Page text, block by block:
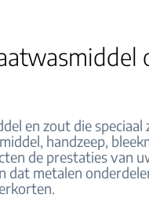
en zout die speciaal
handzeep,
de prestaties van
metalen